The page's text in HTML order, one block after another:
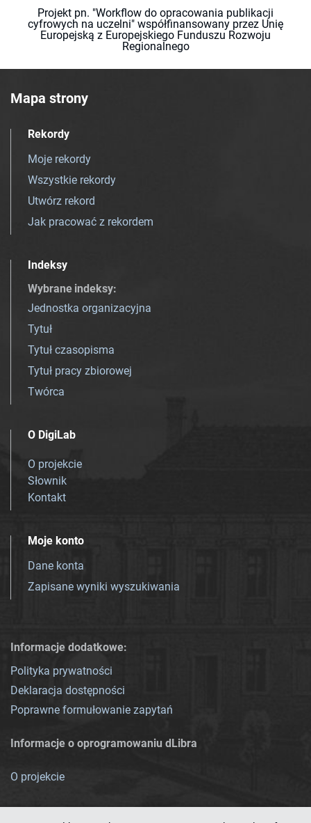
Projekt pn. "Workflow do opracowania publikacji
cyfrowych na uczelni" współfinansowany przez Unię
Europejską z Europejskiego Funduszu Rozwoju
Regionalnego
Mapa strony
Rekordy
Moje rekordy
Wszystkie rekordy
Utwórz rekord
Jak pracować z rekordem
Indeksy
Wybrane indeksy:
Jednostka organizacyjna
Tytuł
Tytuł czasopisma
Tytuł pracy zbiorowej
Twórca
O DigiLab
O projekcie
Słownik
Kontakt
Moje konto
Dane konta
Zapisane wyniki wyszukiwania
Informacje dodatkowe:
Polityka prywatności
Deklaracja dostępności
Poprawne formułowanie zapytań
Informacje o oprogramowaniu dLibra
O projekcie